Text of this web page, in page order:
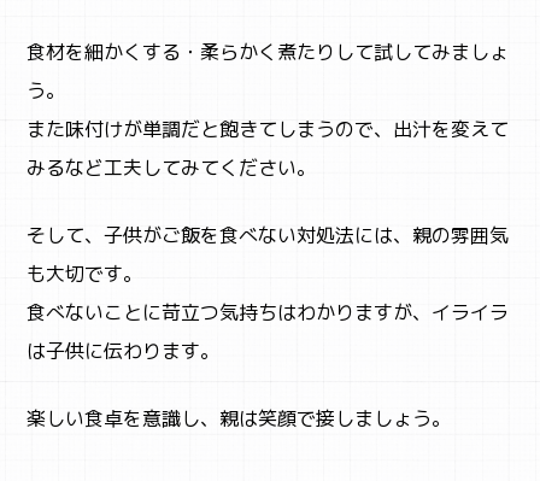
食材を細かくする・柔らかく煮たりして試してみましょ
う。
また味付けが単調だと飽きてしまうので、出汁を変えて
みるなど工夫してみてください。
そして、子供がご飯を食べない対処法には、親の雰囲気
も大切です。
食べないことに苛立つ気持ちはわかりますが、イライラ
は子供に伝わります。
楽しい食卓を意識し、親は笑顔で接しましょう。